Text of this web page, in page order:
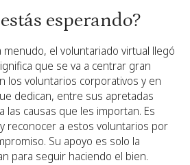
esperando?
menudo, el voluntariado virtual llegó
que se va a centrar gran
los voluntarios corporativos y en
dedican, entre sus apretadas
las causas que les importan. Es
reconocer a estos voluntarios por
Su apoyo es solo la
para seguir haciendo el bien.